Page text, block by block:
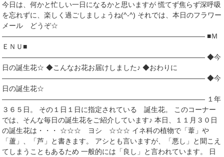
今日は、何かと忙しい一日になるかと思いますが 慌てず焦らず深呼吸
を忘れずに、楽しく過ごしましょうね(^-^) それでは、本日のフラワー
メール どうぞ☆
――――――――――――――――――――――――――――― ■Ｍ
ＥＮＵ■
――――――――――――――――――――――――――――― ◆今
日の誕生花☆ ◆こんなお花お届けしました♪ ◆おわりに
――――――――――――――――――――――――――――― ◆今
日の誕生花☆
――――――――――――――――――――――――――――― １年
３６５日。 その１日１日に指定されている 誕生花。 このコーナー
では、そんな毎日の誕生花をご紹介しています♪ 本日、１１月３０日
の誕生花は・・・ ☆☆☆ ヨシ ☆☆☆ イネ科の植物で「葦」や
「蘆」、「芦」と書きます。 アシとも言いますが、「悪し」と聞こえ
てしまうこともあるため 一般的には「良し」と言われています。 日